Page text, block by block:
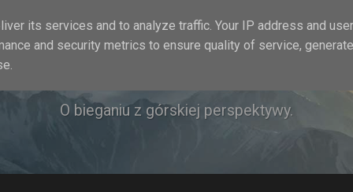
Rock&Run
O bieganiu z górskiej perspektywy.
its services and to analyze traffic. Your IP address and
and security metrics to ensure quality of service,